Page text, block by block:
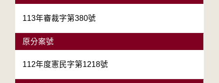
113年審裁字第380號
原分案號
112年度憲民字第1218號